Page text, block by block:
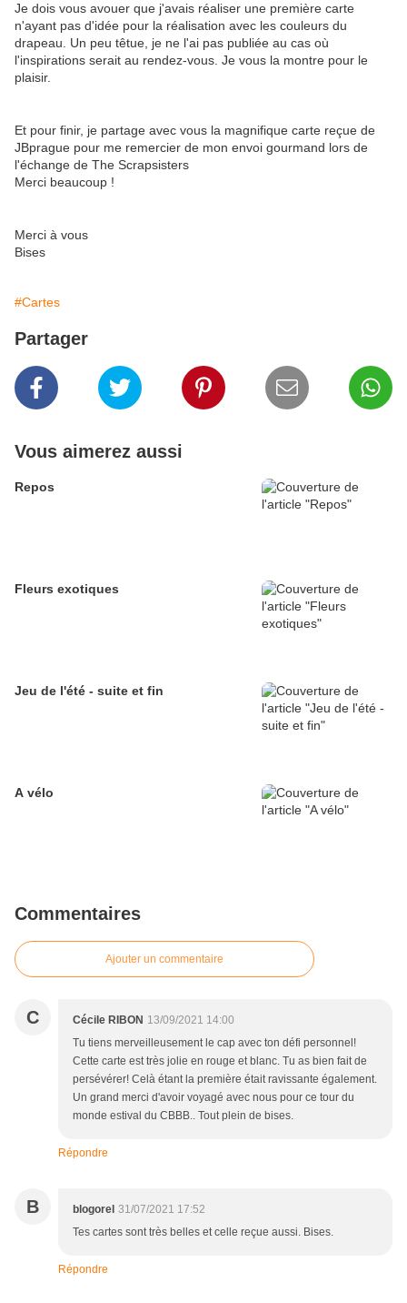
Je dois vous avouer que j'avais réaliser une première carte
n'ayant pas d'idée pour la réalisation avec les couleurs du
drapeau. Un peu têtue, je ne l'ai pas publiée au cas où
l'inspirations serait au rendez-vous. Je vous la montre pour le
plaisir.
Et pour finir, je partage avec vous la magnifique carte reçue de
JBprague pour me remercier de mon envoi gourmand lors de
l'échange de The Scrapsisters
Merci beaucoup !
Merci à vous
Bises
#Cartes
Partager
Vous aimerez aussi
Repos
Fleurs exotiques
Jeu de l'été - suite et fin
A vélo
Commentaires
Ajouter un commentaire
C Cécile RIBON 13/09/2021 14:00
Tu tiens merveilleusement le cap avec ton défi personnel!
Cette carte est très jolie en rouge et blanc. Tu as bien fait de
persévérer! Celà étant la première était ravissante également.
Un grand merci d'avoir voyagé avec nous pour ce tour du
monde estival du CBBB.. Tout plein de bises.
Répondre
B blogorel 31/07/2021 17:52
Tes cartes sont très belles et celle reçue aussi. Bises.
Répondre